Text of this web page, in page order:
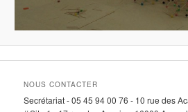
NOUS CONTACTER
Secrétariat - 05 45 94 00 76 - 10 rue des